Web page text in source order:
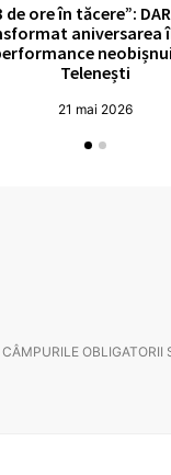
de ore în tăcere”:
aniversarea
Telenești
21 mai 2026
CÂMPURILE OBLIGATORII